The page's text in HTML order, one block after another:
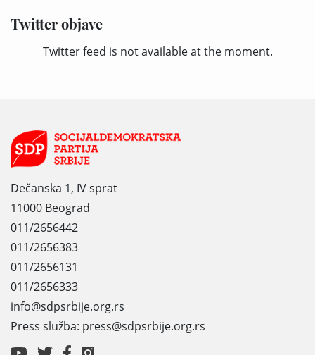
Twitter objave
Twitter feed is not available at the moment.
Dečanska 1, IV sprat
11000 Beograd
011/2656442
011/2656383
011/2656131
011/2656333
info@sdpsrbije.org.rs
Press služba: press@sdpsrbije.org.rs